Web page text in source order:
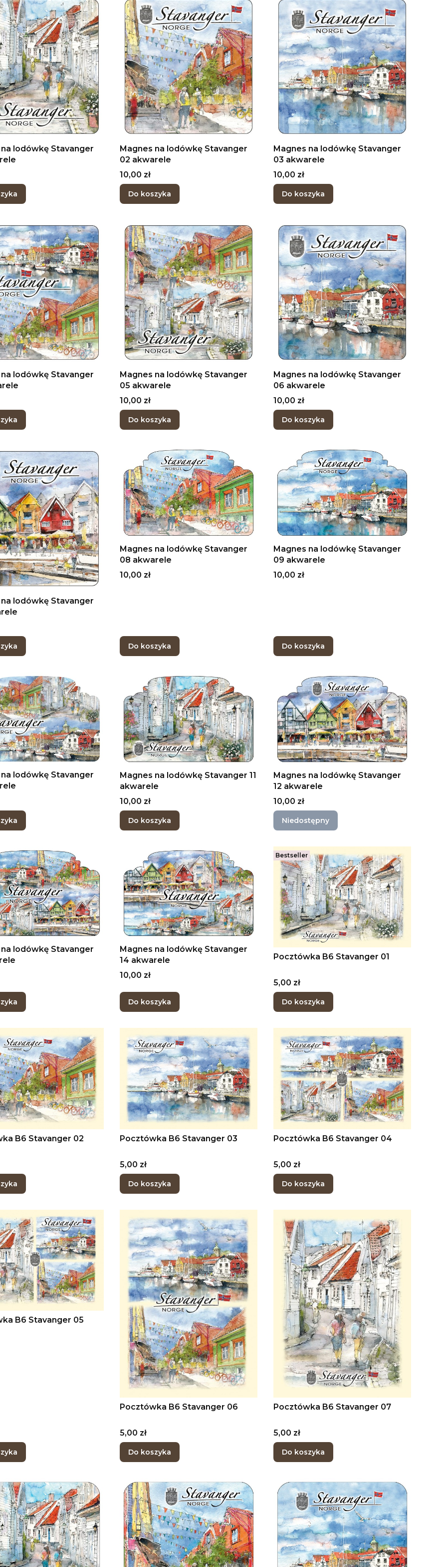
lodówkę Stavanger
Magnes na lodówkę Stavanger
02 akwarele
Cena
10,00 zł
Do koszyka
Magnes na lodówkę Stavanger
03 akwarele
Cena
10,00 zł
Do koszyka
na lodówkę Stavanger
Magnes na lodówkę Stavanger
05 akwarele
Cena
10,00 zł
Do koszyka
Magnes na lodówkę Stavanger
06 akwarele
Cena
10,00 zł
Do koszyka
lodówkę Stavanger
Magnes na lodówkę Stavanger
08 akwarele
Cena
10,00 zł
Do koszyka
Magnes na lodówkę Stavanger
09 akwarele
Cena
10,00 zł
Do koszyka
lodówkę Stavanger
Magnes na lodówkę Stavanger 11
akwarele
Cena
10,00 zł
Do koszyka
Magnes na lodówkę Stavanger
12 akwarele
Cena
10,00 zł
Niedostępny
na lodówkę Stavanger
Magnes na lodówkę Stavanger
14 akwarele
Cena
10,00 zł
Do koszyka
Bestseller
Pocztówka B6 Stavanger 01
Cena
5,00 zł
Do koszyka
B6 Stavanger 02 Pocztówka B6 Stavanger 03
Cena
5,00 zł
Do koszyka
Pocztówka B6 Stavanger 04
Cena
5,00 zł
Do koszyka
B6 Stavanger 05
Pocztówka B6 Stavanger 06
Cena
5,00 zł
Do koszyka
Pocztówka B6 Stavanger 07
Cena
5,00 zł
Do koszyka